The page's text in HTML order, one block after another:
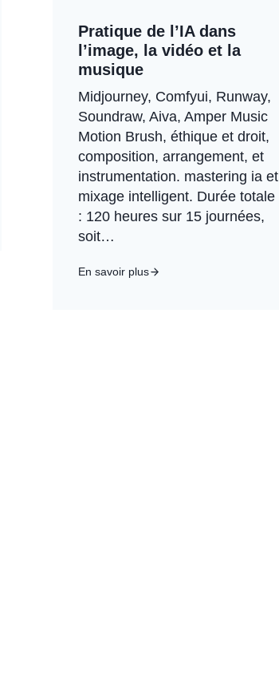
Pratique de l’IA dans
l’image, la vidéo et la
musique
Midjourney, Comfyui, Runway,
Soundraw, Aiva, Amper Music
Motion Brush, éthique et droit,
composition, arrangement, et
instrumentation. mastering ia et
mixage intelligent. Durée totale
: 120 heures sur 15 journées,
soit…
En savoir plus